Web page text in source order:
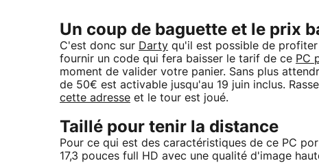
Un coup de baguette et le prix
C'est donc sur Darty qu'il est possible de
fournir un code qui fera baisser le tarif de ce PC
moment de valider votre panier. Sans plus
de 50€ est activable jusqu'au 19 juin inclus.
cette adresse et le tour est joué.
Taillé pour tenir la distance
Pour ce qui est des caractéristiques de ce PC
17,3 pouces full HD avec une qualité d'image